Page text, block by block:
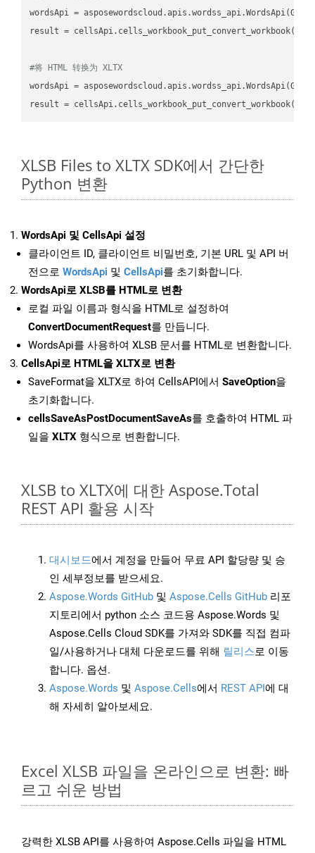
wordsApi =
result =
#将 HTML 转换为 XLTX
wordsApi =
result =
XLSB Files to XLTX SDK에서 간단한
Python 변환
WordsApi 및 CellsApi 설정
클라이언트 ID, 클라이언트 비밀번호, 기본 URL 및 API 버
전으로 WordsApi 및 CellsApi를 초기화합니다.
WordsApi로 XLSB를 HTML로 변환
로컬 파일 이름과 형식을 HTML로 설정하여
ConvertDocumentRequest를 만듭니다.
WordsApi를 사용하여 XLSB 문서를 HTML로 변환합니다.
CellsApi로 HTML을 XLTX로 변환
SaveFormat을 XLTX로 하여 CellsAPI에서 SaveOption을
초기화합니다.
cellsSaveAsPostDocumentSaveAs를 호출하여 HTML 파
일을 XLTX 형식으로 변환합니다.
XLSB to XLTX에 대한 Aspose.Total
REST API 활용 시작
대시보드에서 계정을 만들어 무료 API 할당량 및 승
인 세부정보를 받으세요.
Aspose.Words GitHub 및 Aspose.Cells GitHub 리포
지토리에서 python 소스 코드용 Aspose.Words 및
Aspose.Cells Cloud SDK를 가져와 SDK를 직접 컴파
일/사용하거나 대체 다운로드를 위해 릴리스로 이동
합니다. 옵션.
Aspose.Words 및 Aspose.Cells에서 REST API에 대
해 자세히 알아보세요.
Excel XLSB 파일을 온라인으로 변환: 빠
르고 쉬운 방법
강력한 XLSB API를 사용하여 Aspose.Cells 파일을 HTML